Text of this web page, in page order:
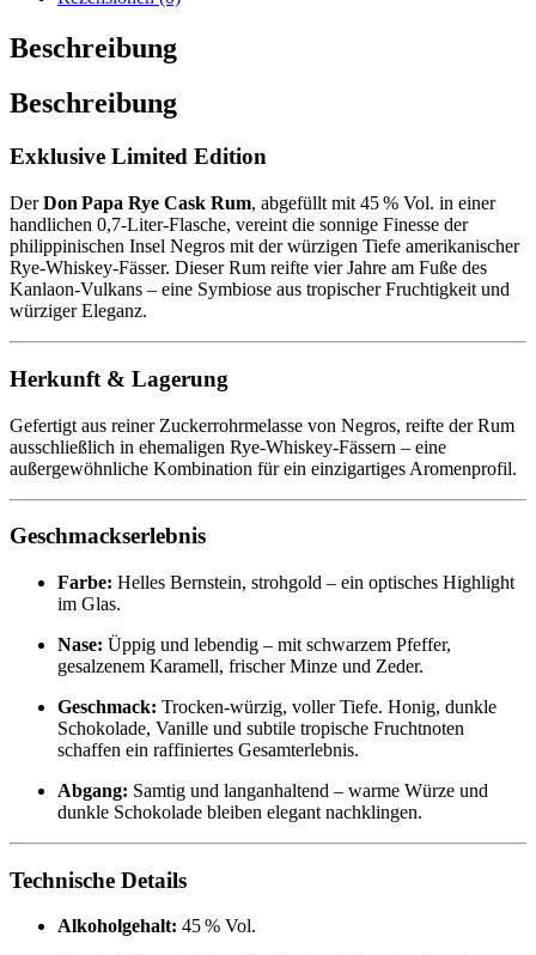
Beschreibung
Beschreibung
Exklusive Limited Edition
DerDon Papa Rye Cask Rum, abgefüllt mit 45 % Vol. in einer
handlichen 0,7‑Liter‑Flasche, vereint die sonnige Finesse der
philippinischen Insel Negros mit der würzigen Tiefe amerikanischer
Rye-Whiskey-Fässer. Dieser Rum reifte vier Jahre am Fuße des
Kanlaon-Vulkans – eine Symbiose aus tropischer Fruchtigkeit und
würziger Eleganz.
Herkunft & Lagerung
Gefertigt aus reiner Zuckerrohrmelasse von Negros, reifte der Rum
ausschließlich in ehemaligen Rye-Whiskey-Fässern – eine
außergewöhnliche Kombination für ein einzigartiges Aromenprofil.
Geschmackserlebnis
Farbe: Helles Bernstein, strohgold – ein optisches Highlight
im Glas.
Nase: Üppig und lebendig – mit schwarzem Pfeffer,
gesalzenem Karamell, frischer Minze und Zeder.
Geschmack: Trocken-würzig, voller Tiefe. Honig, dunkle
Schokolade, Vanille und subtile tropische Fruchtnoten
schaffen ein raffiniertes Gesamterlebnis.
Abgang: Samtig und langanhaltend – warme Würze und
dunkle Schokolade bleiben elegant nachklingen.
Technische Details
Alkoholgehalt: 45 % Vol.